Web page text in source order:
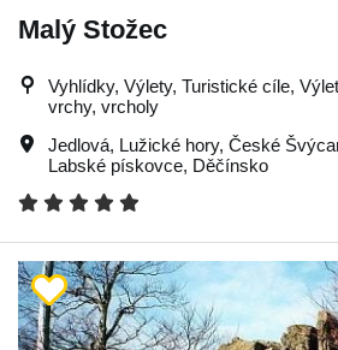
Malý Stožec
Vyhlídky, Výlety, Turistické cíle,
vrchy, vrcholy
Jedlová, Lužické hory, České
Labské pískovce, Děčínsko